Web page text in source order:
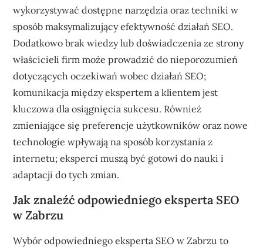
wykorzystywać dostępne narzędzia oraz techniki w
sposób maksymalizujący efektywność działań SEO.
Dodatkowo brak wiedzy lub doświadczenia ze strony
właścicieli firm może prowadzić do nieporozumień
dotyczących oczekiwań wobec działań SEO;
komunikacja między ekspertem a klientem jest
kluczowa dla osiągnięcia sukcesu. Również
zmieniające się preferencje użytkowników oraz nowe
technologie wpływają na sposób korzystania z
internetu; eksperci muszą być gotowi do nauki i
adaptacji do tych zmian.
Jak znaleźć odpowiedniego eksperta SEO
w Zabrzu
Wybór odpowiedniego eksperta SEO w Zabrzu to